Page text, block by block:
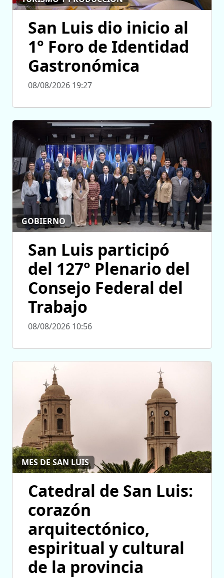
San Luis dio inicio al
1° Foro de Identidad
Gastronómica
08/08/2026 19:27
GOBIERNO
San Luis participó
del 127° Plenario del
Consejo Federal del
Trabajo
08/08/2026 10:56
MES DE SAN LUIS
Catedral de San Luis:
corazón
arquitectónico,
espiritual y cultural
de la provincia